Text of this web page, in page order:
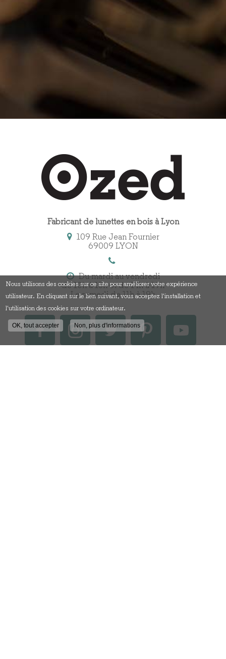
Fabricant de lunettes en bois à Lyon
109 Rue Jean Fournier
69009 LYON
Du mardi au vendredi
de 10h à 13h et de 14h à 19h
Le samedi de 11h à 19h
Nous utilisons des cookies sur ce site pour améliorer votre expérience
utilisateur. En cliquant sur le lien suivant, vous acceptez l'installation et
l'utilisation des cookies sur votre ordinateur.
OK, tout accepter Non, plus d'informations